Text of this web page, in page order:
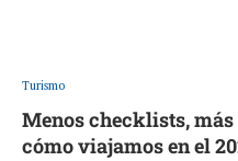
Turismo
Menos checklists,
cómo viajamos en el